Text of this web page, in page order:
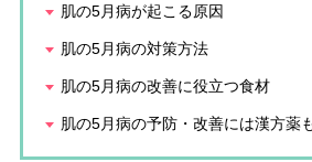
肌の5月病が起こる原因
肌の5月病の対策方法
肌の5月病の改善に役立つ食材
肌の5月病の予防・改善には漢方薬